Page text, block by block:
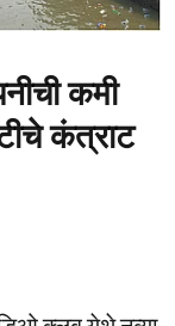
कमी
कंत्राट